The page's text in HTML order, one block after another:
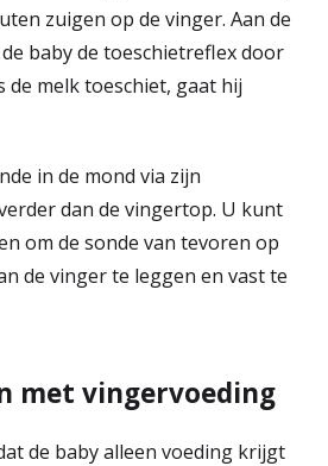
zuigen op de vinger. Aan de
baby de toeschietreflex door
de melk toeschiet, gaat hij
in de mond via zijn
dan de vingertop. U kunt
om de sonde van tevoren op
de vinger te leggen en vast te
met vingervoeding
de baby alleen voeding krijgt